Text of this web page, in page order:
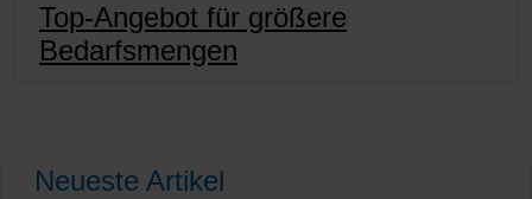
Top-Angebot für größere
Bedarfsmengen
Neueste Artikel